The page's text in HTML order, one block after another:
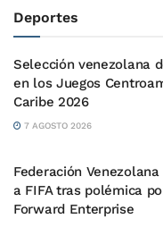
Deportes
Selección venezolana
en los Juegos
Caribe 2026
7 AGOSTO 2026
Federación
a FIFA tras polémica
Forward Enterprise